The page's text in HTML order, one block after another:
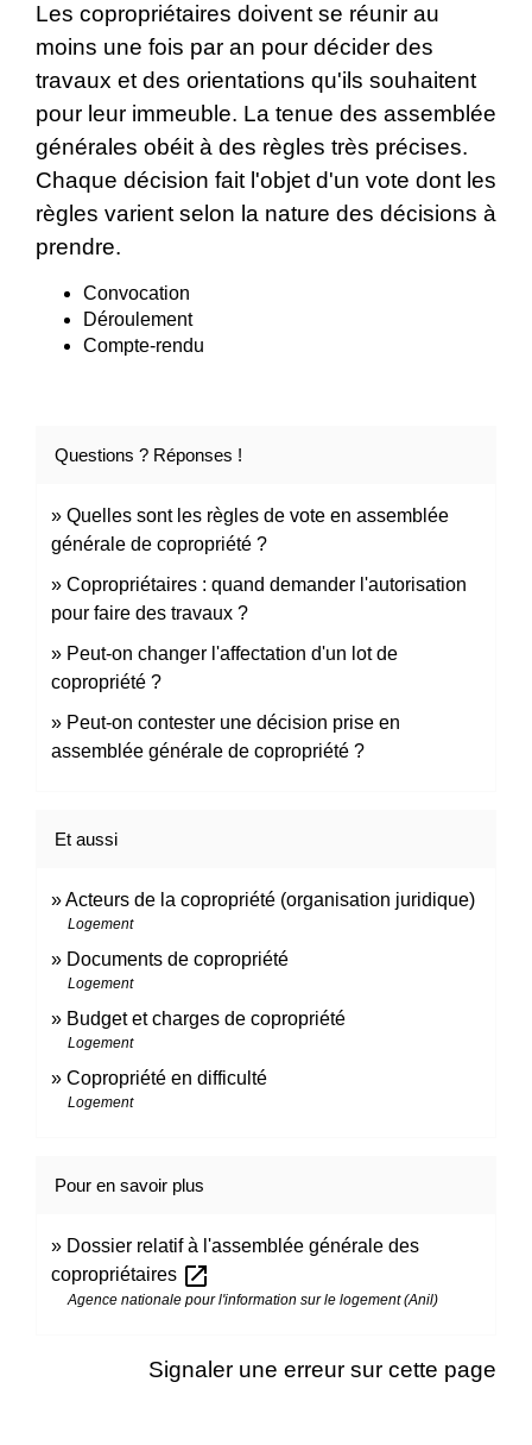
Les copropriétaires doivent se réunir au
moins une fois par an pour décider des
travaux et des orientations qu'ils souhaitent
pour leur immeuble. La tenue des assemblée
générales obéit à des règles très précises.
Chaque décision fait l'objet d'un vote dont les
règles varient selon la nature des décisions à
prendre.
Convocation
Déroulement
Compte-rendu
Questions ? Réponses !
Quelles sont les règles de vote en assemblée
générale de copropriété ?
Copropriétaires : quand demander l'autorisation
pour faire des travaux ?
Peut-on changer l'affectation d'un lot de
copropriété ?
Peut-on contester une décision prise en
assemblée générale de copropriété ?
Et aussi
Acteurs de la copropriété (organisation juridique)
Logement
Documents de copropriété
Logement
Budget et charges de copropriété
Logement
Copropriété en difficulté
Logement
Pour en savoir plus
Dossier relatif à l'assemblée générale des
copropriétaires open_in_new
Agence nationale pour l'information sur le logement (Anil)
Signaler une erreur sur cette page